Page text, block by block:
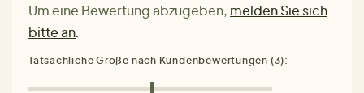
Um eine Bewertung abzugeben, melden Sie sich
bitte an.
Tatsächliche Größe nach Kundenbewertungen (3):